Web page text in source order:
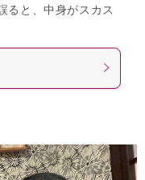
ると、中身がスカス